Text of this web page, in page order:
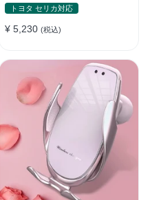
着ゲル吸盤＆エアコン吹き出
けワイヤレス充電 スマホホル
トヨタ セリカ対応
¥ 5,230 (税込)